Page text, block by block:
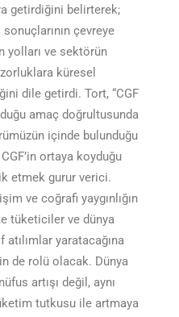
getirdiğini belirterek;
çevreye
yolları ve sektörün
küresel
dile getirdi. Tort, “CGF
amaç doğrultusunda
içinde bulunduğu
ortaya koyduğu
etmek gurur verici.
ve coğrafi yaygınlığın
tüketiciler ve dünya
yaratacağına
de rolü olacak. Dünya
artışı değil, aynı
tutkusu ile artmaya